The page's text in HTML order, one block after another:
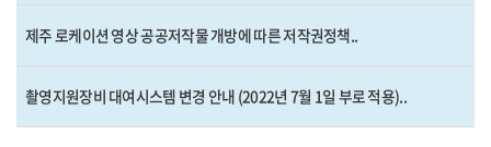
제주 로케이션 영상 공공저작물 개방에 따른 저작권정책..
촬영지원장비 대여시스템 변경 안내 (2022년 7월 1일 부로 적용)..